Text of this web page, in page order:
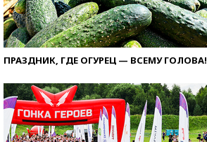
ПРАЗДНИК, ГДЕ ОГУРЕЦ — ВСЕМУ ГОЛОВА!